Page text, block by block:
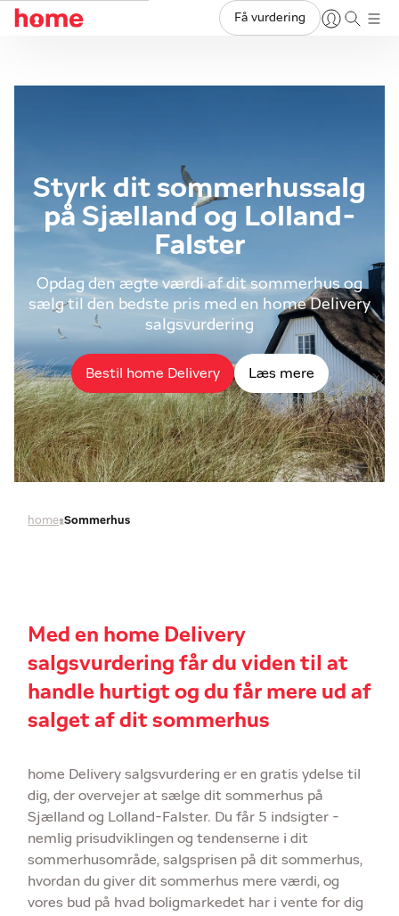
Få vurdering
Styrk dit sommerhussalg
på Sjælland og Lolland-
Falster
Opdag den ægte værdi af dit sommerhus og
sælg til den bedste pris med en home Delivery
salgsvurdering
Bestil home Delivery Læs mere
home Sommerhus
Med en home Delivery
salgsvurdering får du viden til at
handle hurtigt og du får mere ud af
salget af dit sommerhus
home Delivery salgsvurdering er en gratis ydelse til
dig, der overvejer at sælge dit sommerhus på
Sjælland og Lolland-Falster. Du får 5 indsigter -
nemlig prisudviklingen og tendenserne i dit
sommerhusområde, salgsprisen på dit sommerhus,
hvordan du giver dit sommerhus mere værdi, og
vores bud på hvad boligmarkedet har i vente for dig